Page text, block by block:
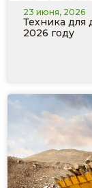
23 июня, 2026
Техника для
2026 году